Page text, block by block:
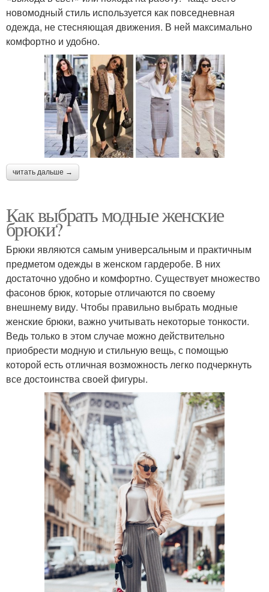
новомодный стиль используется как повседневная
одежда, не стесняющая движения. В ней максимально
комфортно и удобно.
читать дальше →
Как выбрать модные женские
брюки?
Брюки являются самым универсальным и практичным
предметом одежды в женском гардеробе. В них
достаточно удобно и комфортно. Существует множество
фасонов брюк, которые отличаются по своему
внешнему виду. Чтобы правильно выбрать модные
женские брюки, важно учитывать некоторые тонкости.
Ведь только в этом случае можно действительно
приобрести модную и стильную вещь, с помощью
которой есть отличная возможность легко подчеркнуть
все достоинства своей фигуры.